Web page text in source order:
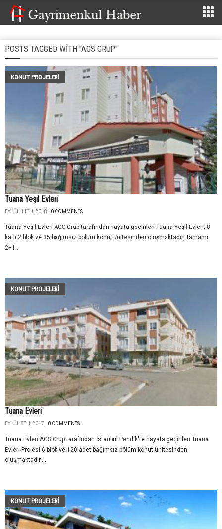
POSTS TAGGED WITH "AGS GRUP"
KONUT PROJELERI
Tuana Yeşil Evleri
EYLÜL 11TH, 2018 | 0 COMMENTS
Tuana Yeşil Evleri AGS Grup tarafından hayata geçirilen Tuana Yeşil Evleri, 8
katlı 2 blok ve 35 bağımsız bölüm konut ünitesinden oluşmaktadır. Tamamı
2+1...
KONUT PROJELERI
Tuana Evleri
EYLÜL 8TH, 2017 | 0 COMMENTS
Tuana Evleri AGS Grup tarafından İstanbul Pendik'te hayata geçirilen Tuana
Evleri Projesi 6 blok ve 120 adet bağımsız bölüm konut ünitesinden
oluşmaktadır....
KONUT PROJELERI